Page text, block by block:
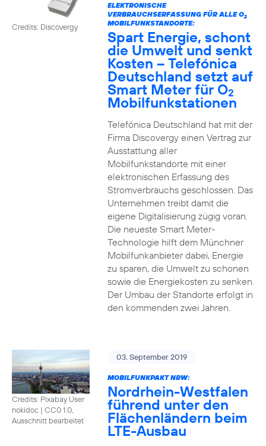
Credits: Discovergy
ELEKTRONISCHE
VERBRAUCHSERFASSUNG FÜR ALLE O2
MOBILFUNKSTANDORTE:
Spart Energie, schont
die Umwelt und senkt
Kosten – Telefónica
Deutschland setzt auf
Smart Meter für O2
Mobilfunkstationen
Telefónica Deutschland hat mit der
Firma Discovergy einen Vertrag zur
Ausstattung aller
Mobilfunkstandorte mit einer
elektronischen Erfassung des
Stromverbrauchs geschlossen. Das
Unternehmen treibt damit die
eigene Digitalisierung zügig voran.
Die neueste Smart Meter-
Technologie hilft dem Münchner
Mobilfunkanbieter dabei, Energie
zu sparen, die Umwelt zu schonen
sowie die Energiekosten zu senken.
Der Umbau der Standorte erfolgt in
den kommenden zwei Jahren.
Credits: Pixabay User
nokidoc | CC0 1.0,
Ausschnitt bearbeitet
03. September 2019
MOBILFUNKPAKT NRW:
Nordrhein-Westfalen
führend unter den
Flächenländern beim
LTE-Ausbau